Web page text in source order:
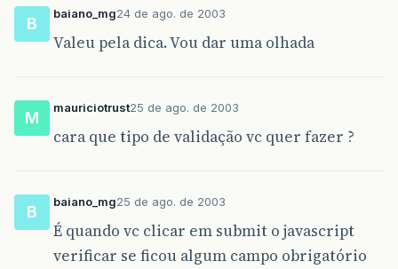
B
baiano_mg24 de ago. de 2003
Valeu pela dica. Vou dar uma olhada
M
mauriciotrust25 de ago. de 2003
cara que tipo de validação vc quer fazer ?
B
baiano_mg25 de ago. de 2003
É quando vc clicar em submit o javascript
verificar se ficou algum campo obrigatório